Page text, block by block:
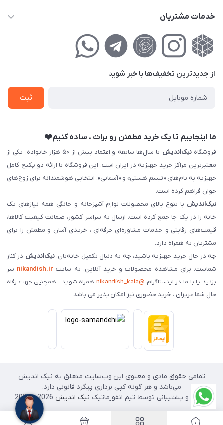
کوچه گلریز 4 غربی ، پلاک 13
حساب کاربری
لیست محصولات
خدمات مشتریان
راهنمای‌خرید‌آنلاین
حریم خصوصی
فروش‌اقساطی
از جدید‌ترین تخفیف‌ها با‌ خبر شوید
ثبت
ما اینجاییم تا یک خرید مطمئن رو برات ، ساده کنیم❤️
فروشگاهنیک‌اندیش
با سال‌ها سابقه و اعتماد بیش از ۵۰ هزار خانواده، یکی از
معتبرترین مراکز خرید جهیزیه در ایران است. این فروشگاه با ارائه دو پکیج کامل
جهیزیه به نام‌های «تبسم هستی» و «آسمانی»، انتخابی هوشمندانه برای زوج‌های
جوان فراهم کرده است.
نیک‌اندیش با تنوع بالای محصولات لوازم آشپزخانه و خانگی همه نیازهای یک
خانه را در یک جا جمع کرده است. ارسال به سراسر کشور، ضمانت کیفیت کالاها،
قیمت‌های رقابتی و خدمات مشاوره‌ای حرفه‌ای ، خریدی آسان و مطمئن را برای
مشتریان به همراه دارد.
چه در حال خرید جهیزیه باشید، چه به دنبال تکمیل خانه‌تان،نیک‌اندیش در کنار
شماست. برای مشاهده محصولات و خرید آنلاین، به سایت nikandish.ir سر
بزنید یا با ما در اینستاگرام @nikandish_kala
همراه شوید . همچنین جهت رفاه
حال شما عزیزان ، خرید حضوری نیز امکان پذیر می باشد.
تمامی حقوق مادی و معنوی این وب‌سایت متعلق به نیک اندیش
می‌باشد و هر گونه کپی برداری پیگرد قانونی دارد.
طراحی و پشتیبانی توسط تیم انفورماتیک نیک اندیش 2026 - 2025